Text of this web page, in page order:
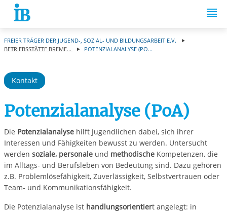
Springe zum Inhalt
FREIER TRÄGER DER JUGEND-, SOZIAL- UND BILDUNGSARBEIT E.V.
BETRIEBSSTÄTTE BREME...
POTENZIALANALYSE (PO...
Kontakt
Potenzialanalyse (PoA)
Die Potenzialanalysehilft Jugendlichen dabei, sich ihrer
Interessen und Fähigkeiten bewusst zu werden. Untersucht
werden soziale, personaleund methodischeKompetenzen, die
im Alltags- und Berufsleben von Bedeutung sind. Dazu gehören
z.B. Problemlösefähigkeit, Zuverlässigkeit, Selbstvertrauen oder
Team- und Kommunikationsfähigkeit.
Die Potenzialanalyse ist handlungsorientiert angelegt: in